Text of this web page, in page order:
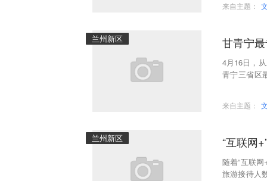
来自主题：
兰州新区 甘青宁
4月16日，
青宁三省区
来自主题：
兰州新区 “互联网
随着“互联
旅游接待人